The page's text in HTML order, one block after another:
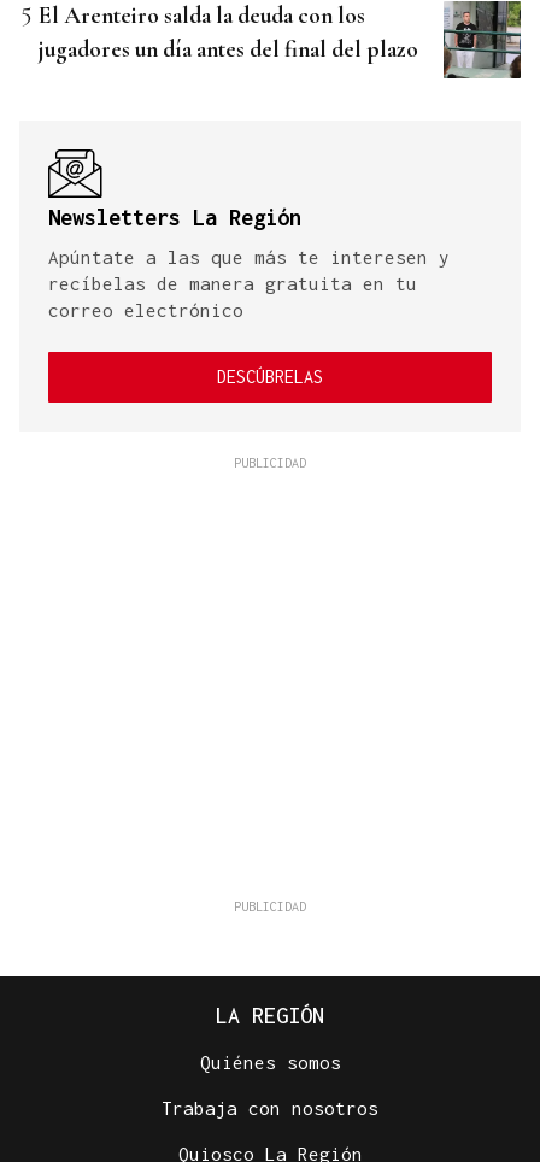
El Arenteiro salda la deuda con los
jugadores un día antes del final del plazo
Newsletters La Región
Apúntate a las que más te interesen y
recíbelas de manera gratuita en tu
correo electrónico
DESCÚBRELAS
LA REGIÓN
Quiénes somos
Trabaja con nosotros
Quiosco La Región